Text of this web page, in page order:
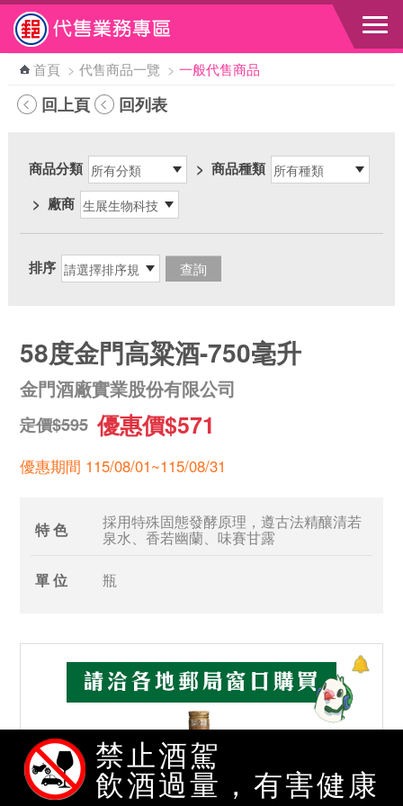
跳到主要內容區塊
首頁 > 代售商品一覽 > 一般代售商品
回上頁 回列表
商品分類 > 商品種類
> 廠商
排序
58度金門高粱酒-750毫升
金門酒廠實業股份有限公司
定價$595 優惠價$571
優惠期間 115/08/01~115/08/31
特 色 採用特殊固態發酵原理，遵古法精釀清若
泉水、香若幽蘭、味賽甘露
單 位 瓶
禁止酒駕
飲酒過量，有害健康